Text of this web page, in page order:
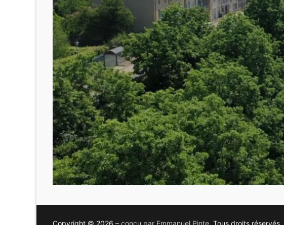
Copyright © 2026 – conçu par Emmanuel Pinte , Tous droits réservés.